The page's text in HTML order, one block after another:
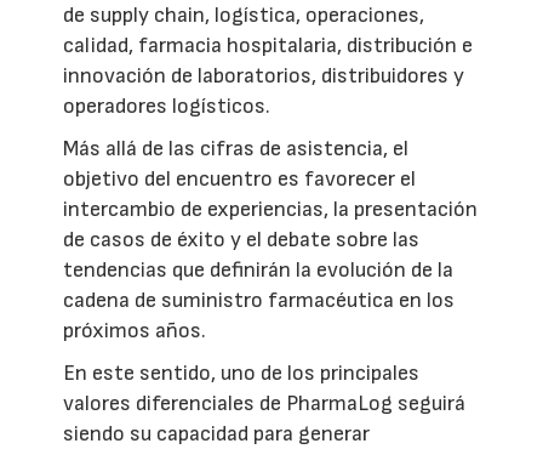
de supply chain, logística, operaciones,
calidad, farmacia hospitalaria, distribución e
innovación de laboratorios, distribuidores y
operadores logísticos.
Más allá de las cifras de asistencia, el
objetivo del encuentro es favorecer el
intercambio de experiencias, la presentación
de casos de éxito y el debate sobre las
tendencias que definirán la evolución de la
cadena de suministro farmacéutica en los
próximos años.
En este sentido, uno de los principales
valores diferenciales de PharmaLog seguirá
siendo su capacidad para generar